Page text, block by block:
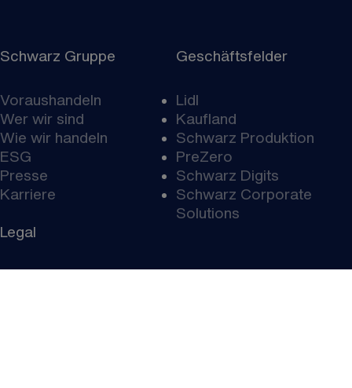
Schwarz Gruppe
Voraushandeln
Wer wir sind
Wie wir handeln
ESG
Presse
Karriere
Geschäftsfelder
Lidl
Kaufland
Schwarz Produktion
PreZero
Schwarz Digits
Schwarz Corporate
Solutions
Legal
Kontakt